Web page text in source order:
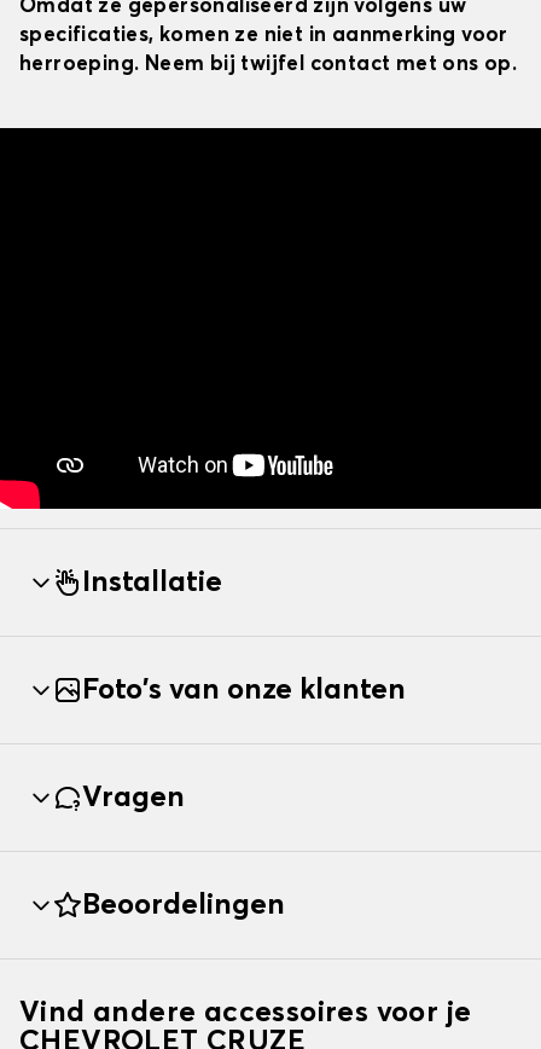
Omdat ze gepersonaliseerd zijn volgens uw
specificaties, komen ze niet in aanmerking voor
herroeping. Neem bij twijfel contact met ons op.
Installatie
Foto's van onze klanten
Vragen
Beoordelingen
Vind andere accessoires voor je
CHEVROLET CRUZE